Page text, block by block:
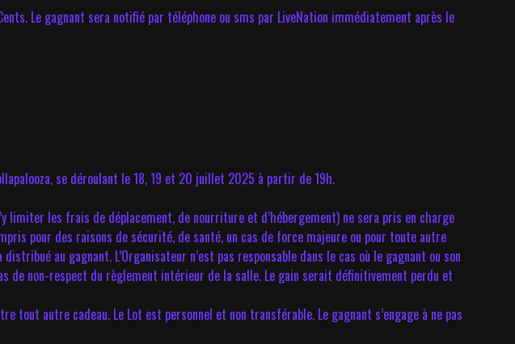
Le gagnant sera notifié par téléphone ou sms par LiveNation immédiatement après le
se déroulant le 18, 19 et 20 juillet 2025 à partir de 19h.
limiter les frais de déplacement, de nourriture et d’hébergement) ne sera pris en charge
pour des raisons de sécurité, de santé, un cas de force majeure ou pour toute autre
au gagnant. L’Organisateur n’est pas responsable dans le cas où le gagnant ou son
de non-respect du règlement intérieur de la salle. Le gain serait définitivement perdu et
tout autre cadeau. Le Lot est personnel et non transférable. Le gagnant s’engage à ne pas